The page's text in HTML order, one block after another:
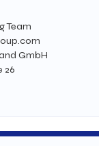
Team
GmbH
26